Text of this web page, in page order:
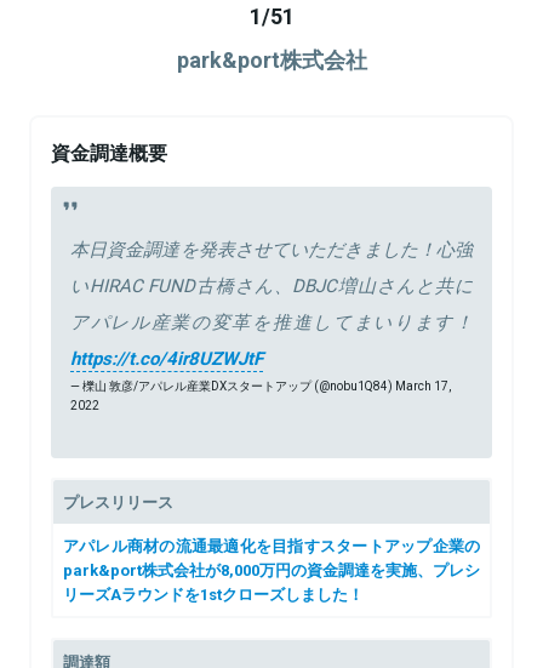
1/51
park&port株式会社
資金調達概要
本日資金調達を発表させていただきました！心強
いHIRAC FUND古橋さん、DBJC増山さんと共に
アパレル産業の変革を推進してまいります！
https://t.co/4ir8UZWJtF
— 櫟山 敦彦/アパレル産業DXスタートアップ (@nobu1Q84) March 17,
2022
プレスリリース
アパレル商材の流通最適化を目指すスタートアップ企業の
park&port株式会社が8,000万円の資金調達を実施、プレシ
リーズAラウンドを1stクローズしました！
調達額